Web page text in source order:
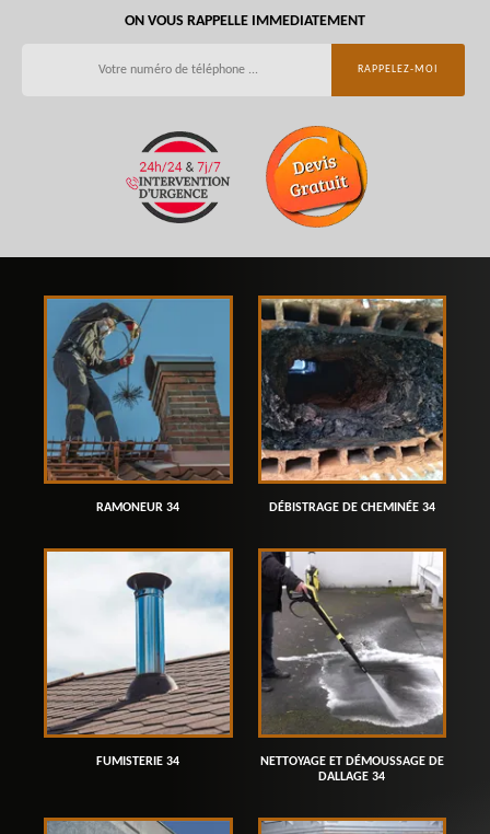
ON VOUS RAPPELLE IMMEDIATEMENT
RAMONEUR 34 DÉBISTRAGE DE CHEMINÉE 34
FUMISTERIE 34
NETTOYAGE ET DÉMOUSSAGE DE
DALLAGE 34